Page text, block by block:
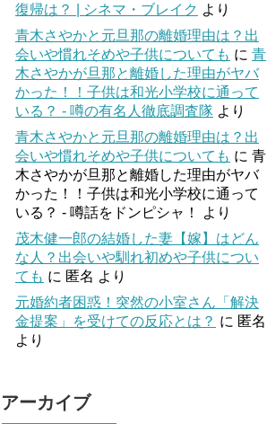
復帰は？ | シネマ・ブレイク より
青木さやかと元旦那の離婚理由は？出
会いや慣れそめや子供についても に 青
木さやかが旦那と離婚した理由がヤバ
かった！！子供は和光小学校に通って
いる？ - 噂の有名人徹底調査隊 より
青木さやかと元旦那の離婚理由は？出
会いや慣れそめや子供についても に 青
木さやかが旦那と離婚した理由がヤバ
かった！！子供は和光小学校に通って
いる？ - 噂話をドンピシャ！
より
茂木健一郎の結婚した妻【嫁】はどん
な人？出会いや馴れ初めや子供につい
ても に 匿名 より
元婚約者困惑！突然の小室さん「解決
金提案」を受けての反応とは？ に 匿名
より
アーカイブ